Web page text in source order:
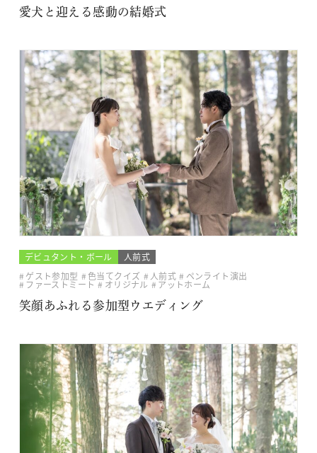
愛犬と迎える感動の結婚式
デビュタント・ボール
人前式
ゲスト参加型
色当てクイズ 人前式 ペンライト演出
ファーストミート オリジナル
アットホーム
笑顔あふれる参加型ウエディング